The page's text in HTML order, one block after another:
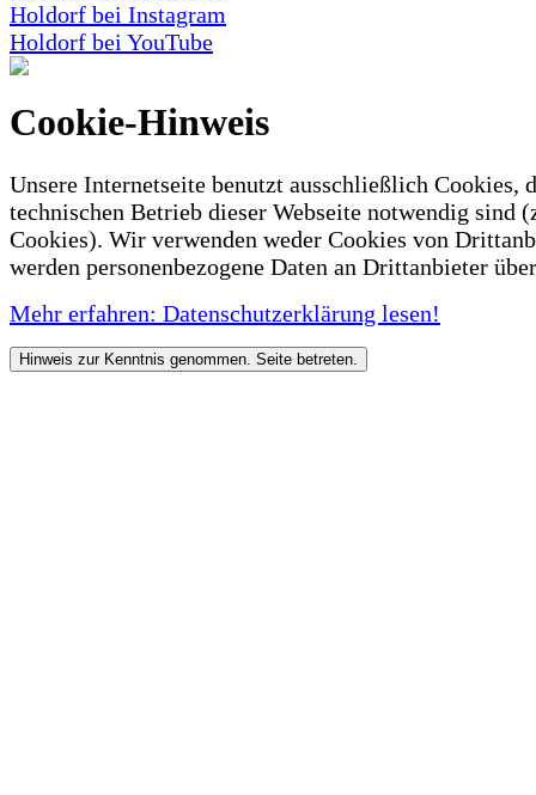
Holdorf bei Instagram
Holdorf bei YouTube
Cookie-Hinweis
Unsere Internetseite benutzt ausschließlich Cookies,
technischen Betrieb dieser Webseite notwendig sind
Cookies). Wir verwenden weder Cookies von
werden personenbezogene Daten an Drittanbieter
Mehr erfahren: Datenschutzerklärung lesen!
Hinweis zur Kenntnis genommen. Seite betreten.